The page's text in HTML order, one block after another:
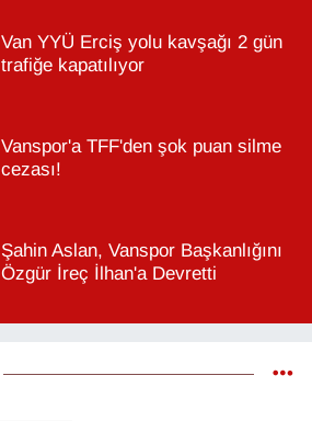
Van YYÜ Erciş yolu kavşağı 2 gün
trafiğe kapatılıyor
Vanspor'a TFF'den şok puan silme
cezası!
Şahin Aslan, Vanspor Başkanlığını
Özgür İreç İlhan'a Devretti